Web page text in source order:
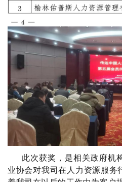
此次获奖， 是相关政府机
业协会对我司在人力资源服务